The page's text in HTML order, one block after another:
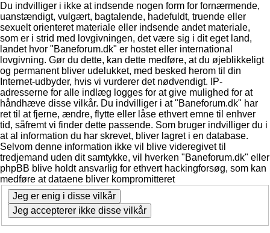
Du indvilliger i ikke at indsende nogen form for fornærmende,
uanstændigt, vulgært, bagtalende, hadefuldt, truende eller
sexuelt orienteret materiale eller indsende andet materiale,
som er i strid med lovgivningen, det være sig i dit eget land,
landet hvor "Baneforum.dk" er hostet eller international
lovgivning. Gør du dette, kan dette medføre, at du øjeblikkeligt
og permanent bliver udelukket, med besked herom til din
Internet-udbyder, hvis vi vurderer det nødvendigt. IP-
adresserne for alle indlæg logges for at give mulighed for at
håndhæve disse vilkår. Du indvilliger i at "Baneforum.dk" har
ret til at fjerne, ændre, flytte eller låse ethvert emne til enhver
tid, såfremt vi finder dette passende. Som bruger indvilliger du i
at al information du har skrevet, bliver lagret i en database.
Selvom denne information ikke vil blive videregivet til
tredjemand uden dit samtykke, vil hverken "Baneforum.dk" eller
phpBB blive holdt ansvarlig for ethvert hackingforsøg, som kan
medføre at dataene bliver kompromitteret